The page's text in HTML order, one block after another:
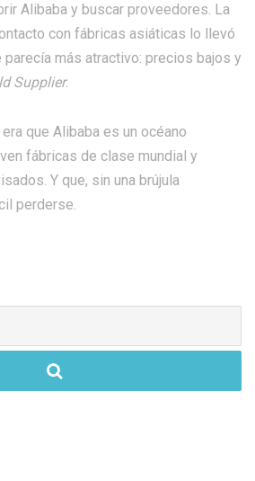
Alibaba y buscar proveedores. La
con fábricas asiáticas lo llevó
más atractivo: precios bajos y
Supplier.
que Alibaba es un océano
fábricas de clase mundial y
Y que, sin una brújula
perderse.